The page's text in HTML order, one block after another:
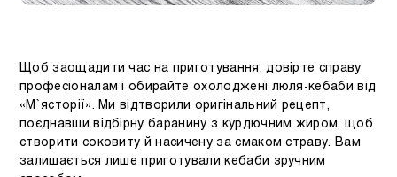
Щоб заощадити час на приготування, довірте справу
професіоналам і обирайте охолоджені люля-кебаби від
«М`ясторії». Ми відтворили оригінальний рецепт,
поєднавши відбірну баранину з курдючним жиром, щоб
створити соковиту й насичену за смаком страву. Вам
залишається лише приготували кебаби зручним